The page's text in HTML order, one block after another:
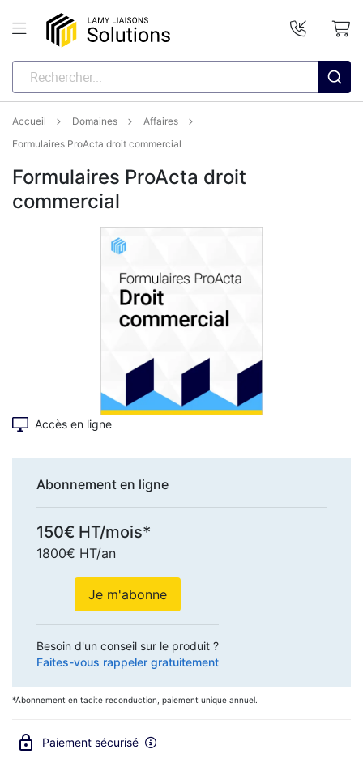
Accueil Domaines
Affaires
Formulaires ProActa droit commercial
Formulaires ProActa droit
commercial
Accès en ligne
Abonnement en ligne
150€ HT/mois*
1800€ HT/an
Je m'abonne
Besoin d'un conseil sur le produit ?
Faites-vous rappeler gratuitement
*Abonnement en tacite reconduction, paiement unique annuel.
Paiement sécurisé